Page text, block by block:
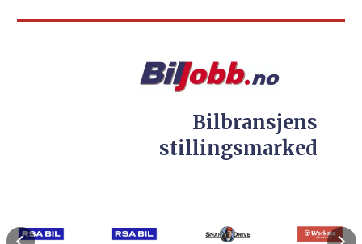
Bilbransjens
stillingsmarked